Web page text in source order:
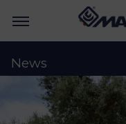
News